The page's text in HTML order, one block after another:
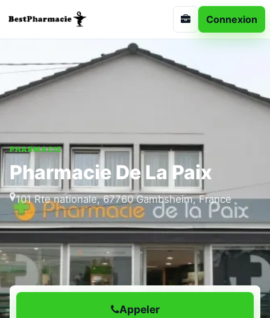
Connexion
PHARMACIE
Pharmacie De La Paix
101 Rte nationale, 67760 Gambsheim, France
Appeler